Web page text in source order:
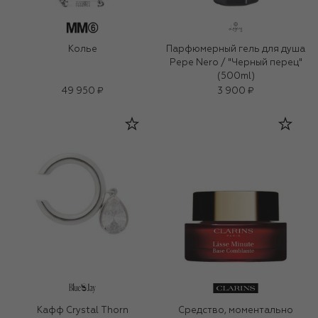
Колье
49 950 ₽
Парфюмерный гель для душа
Pepe Nero / "Черный перец"
(500ml)
3 900 ₽
Кафф Crystal Thorn Средство, моментально